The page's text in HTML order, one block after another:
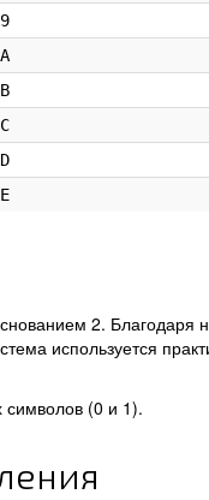
2. Благодаря
используется
символов (0 и 1).